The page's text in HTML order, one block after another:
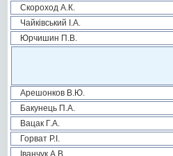
Скороход А.К.
Чайківський І.А.
Юрчишин П.В.
Арешонков В.Ю.
Бакунець П.А.
Вацак Г.А.
Горват Р.І.
Іванчук А.В.